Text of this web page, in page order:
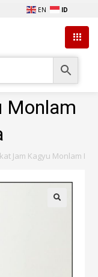
EN ID
Monlam
Jam Kagyu Monlam